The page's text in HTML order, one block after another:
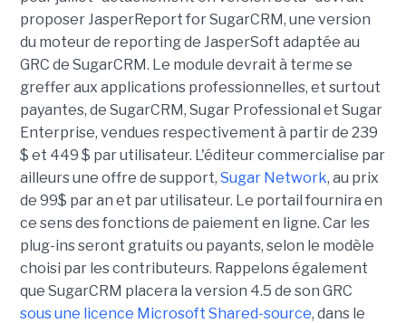
proposer JasperReport for SugarCRM, une version
du moteur de reporting de JasperSoft adaptée au
GRC de SugarCRM. Le module devrait à terme se
greffer aux applications professionnelles, et surtout
payantes, de SugarCRM, Sugar Professional et Sugar
Enterprise, vendues respectivement à partir de 239
$ et 449 $ par utilisateur. L'éditeur commercialise par
ailleurs une offre de support, Sugar Network, au prix
de 99$ par an et par utilisateur. Le portail fournira en
ce sens des fonctions de paiement en ligne. Car les
plug-ins seront gratuits ou payants, selon le modèle
choisi par les contributeurs. Rappelons également
que SugarCRM placera la version 4.5 de son GRC
sous une licence Microsoft Shared-source, dans le